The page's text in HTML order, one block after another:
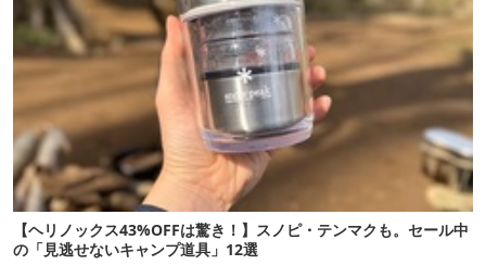
【ヘリノックス43%OFFは驚き！】スノピ・テンマクも。セール中
の「見逃せないキャンプ道具」12選